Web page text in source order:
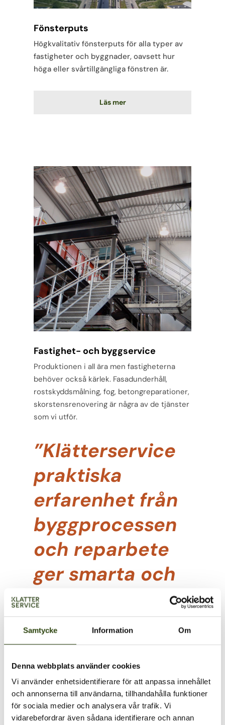
Samtycke Information Om
Denna webbplats använder cookies
Vi använder enhetsidentifierare för att anpassa innehållet
och annonserna till användarna, tillhandahålla funktioner
för sociala medier och analysera vår trafik. Vi
vidarebefordrar även sådana identifierare och annan
Fönsterputs
Högkvalitativ fönsterputs för alla typer av
fastigheter och byggnader, oavsett hur
höga eller svårtillgängliga fönstren är.
Läs mer
Fastighet- och byggservice
Produktionen i all ära men fastigheterna
behöver också kärlek. Fasadunderhåll,
rostskyddsmålning, fog, betongreparationer,
skorstensrenovering är några av de tjänster
som vi utför.
”Klätterservice
praktiska
erfarenhet från
byggprocessen
och reparbete
ger smarta och
effektiva
lösningar.”
Läs mer om våra
fastighetstjänster